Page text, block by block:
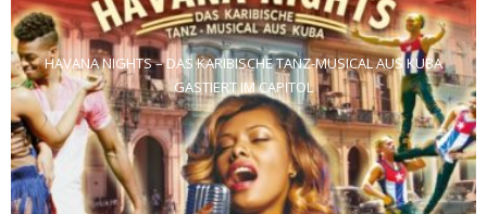
HAVANA NIGHTS – DAS KARIBISCHE TANZ-MUSICAL AUS KUBA
GASTIERT IM CAPITOL